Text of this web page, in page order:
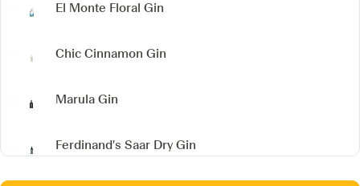
El Monte Floral Gin
Chic Cinnamon Gin
Marula Gin
Ferdinand's Saar Dry Gin